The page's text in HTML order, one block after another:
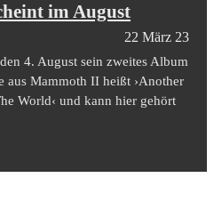
im August
22 März 23
4. August sein zweites Album
aus Mammoth II heißt ›Another
World‹ und kann hier gehört